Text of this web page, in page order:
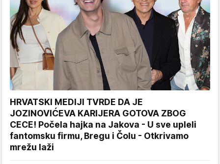
HRVATSKI MEDIJI TVRDE DA JE
JOZINOVIĆEVA KARIJERA GOTOVA ZBOG
CECE! Počela hajka na Jakova - U sve upleli
fantomsku firmu, Bregu i Čolu - Otkrivamo
mrežu laži